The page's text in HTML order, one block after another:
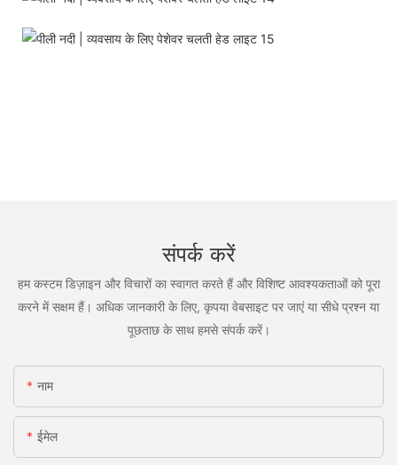
संपर्क करें
हम कस्टम डिज़ाइन और विचारों का स्वागत करते हैं और विशिष्ट आवश्यकताओं को पूरा
करने में सक्षम हैं। अधिक जानकारी के लिए, कृपया वेबसाइट पर जाएं या सीधे प्रश्न या
पूछताछ के साथ हमसे संपर्क करें।
नाम
ईमेल